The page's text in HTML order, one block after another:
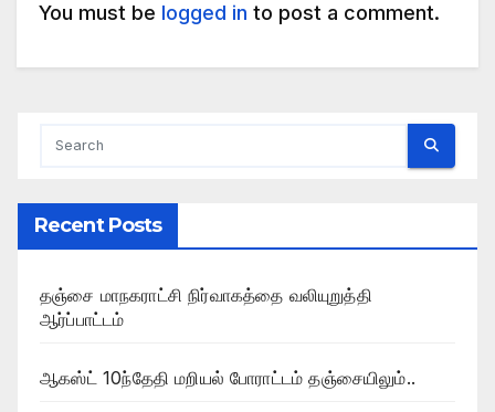
You must be logged in to post a comment.
Recent Posts
தஞ்சை மாநகராட்சி நிர்வாகத்தை வலியுறுத்தி
ஆர்ப்பாட்டம்
ஆகஸ்ட் 10ந்தேதி மறியல் போராட்டம் தஞ்சையிலும்..